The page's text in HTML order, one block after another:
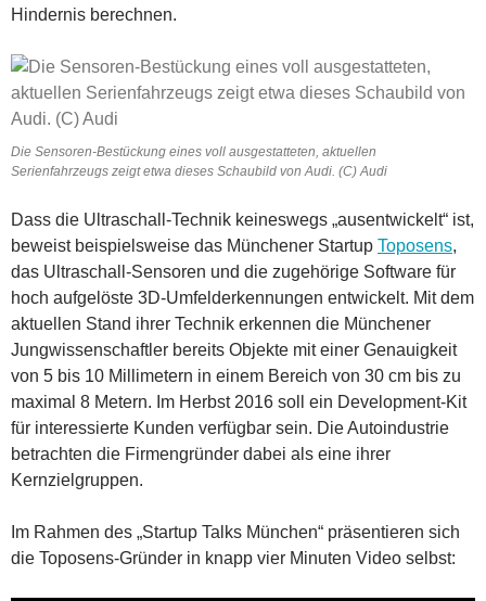
Hindernis berechnen.
Die Sensoren-Bestückung eines voll ausgestatteten, aktuellen
Serienfahrzeugs zeigt etwa dieses Schaubild von Audi. (C) Audi
Dass die Ultraschall-Technik keineswegs „ausentwickelt“ ist,
beweist beispielsweise das Münchener Startup Toposens,
das Ultraschall-Sensoren und die zugehörige Software für
hoch aufgelöste 3D-Umfelderkennungen entwickelt. Mit dem
aktuellen Stand ihrer Technik erkennen die Münchener
Jungwissenschaftler bereits Objekte mit einer Genauigkeit
von 5 bis 10 Millimetern in einem Bereich von 30 cm bis zu
maximal 8 Metern. Im Herbst 2016 soll ein Development-Kit
für interessierte Kunden verfügbar sein. Die Autoindustrie
betrachten die Firmengründer dabei als eine ihrer
Kernzielgruppen.
Im Rahmen des „Startup Talks München“ präsentieren sich
die Toposens-Gründer in knapp vier Minuten Video selbst: